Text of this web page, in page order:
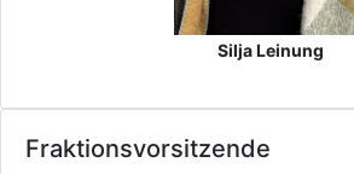
Silja Leinung
Fraktionsvorsitzende